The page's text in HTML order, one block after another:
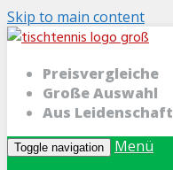
Skip to main content
Preisvergleiche
Große Auswahl
Aus Leidenschaft
Toggle navigation
Menü